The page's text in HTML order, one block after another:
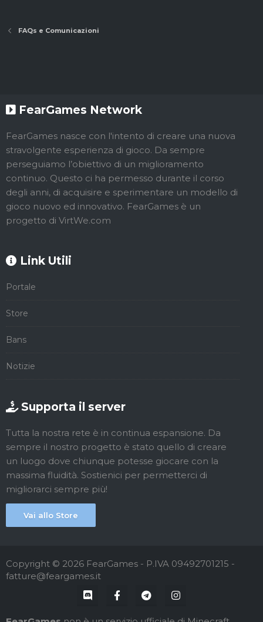
FAQs e Comunicazioni
FearGames Network
FearGames nasce con l'intento di creare una nuova
stravolgente esperienza di gioco. Da sempre
perseguiamo l’obiettivo di un miglioramento
continuo. Questo ci ha permesso durante il corso
degli anni, di acquisire e sperimentare un modello di
gioco nuovo ed innovativo. FearGames è un
progetto di VirtWe.com
Link Utili
Portale
Store
Bans
Notizie
Supporta il server
Tutta la nostra rete è in continua espansione. Da
sempre il nostro progetto è stato quello di creare
un luogo dove chiunque potesse giocare con la
massima fluidità. Sostienici per permetterci di
migliorarci sempre più!
Vai allo Store
Copyright © 2026 FearGames - P.IVA 09492701215 -
fatture@feargames.it